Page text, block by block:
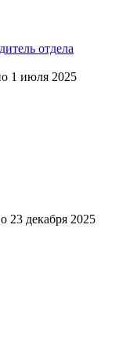
отдела
1 июля 2025
23 декабря 2025